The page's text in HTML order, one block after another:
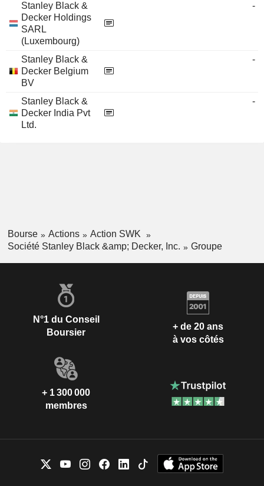
Stanley Black &
Decker Holdings
SARL
(Luxembourg)
-
Stanley Black &
Decker Belgium
BV
-
Stanley Black &
Decker India Pvt
Ltd.
-
Bourse Actions
Action SWK
Société Stanley Black &amp; Decker, Inc.
Groupe
N°1 du Conseil
Boursier
+ de 20 ans
à vos côtés
+ 1 300 000
membres